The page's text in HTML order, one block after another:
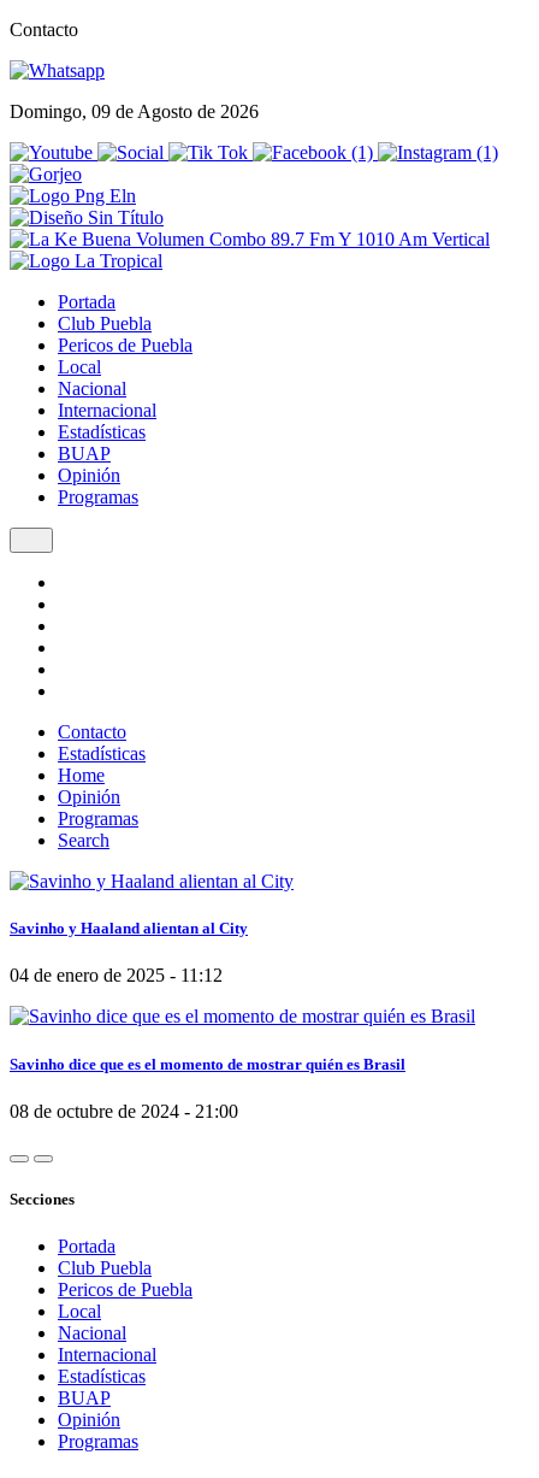
Contacto
Domingo, 09 de Agosto de 2026
Portada
Club Puebla
Pericos de Puebla
Local
Nacional
Internacional
Estadísticas
BUAP
Opinión
Programas
Contacto
Estadísticas
Home
Opinión
Programas
Search
Savinho y Haaland alientan al City
04 de enero de 2025 - 11:12
Savinho dice que es el momento de mostrar quién es Brasil
08 de octubre de 2024 - 21:00
Secciones
Portada
Club Puebla
Pericos de Puebla
Local
Nacional
Internacional
Estadísticas
BUAP
Opinión
Programas